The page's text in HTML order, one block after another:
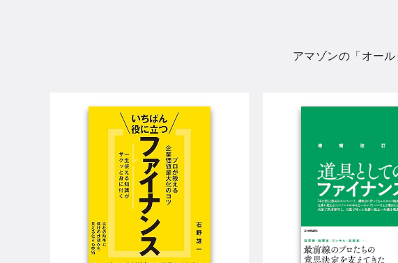
アマゾンの「オー